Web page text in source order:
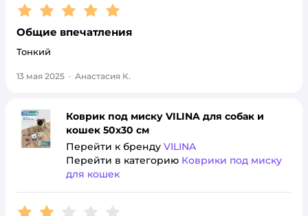
Рейтинг:5
Общие впечатления
Тонкий
13 мая 2025 · Анастасия К.
Коврик под миску VILINA для собак и
кошек 50х30 см
Перейти к бренду VILINA
Перейти в категорию Коврики под миску
для кошек
Рейтинг:2